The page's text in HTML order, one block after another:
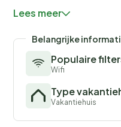
Geen verhuur aan
Lees meer
Belangrijke
Populaire
Wifi
Type
Vakantiehuis